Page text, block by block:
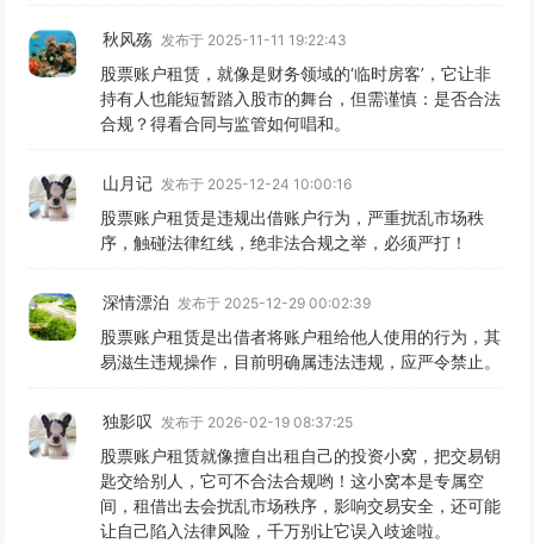
秋风殇 发布于 2025-11-11 19:22:43
股票账户租赁，就像是财务领域的‘临时房客’，它让非
持有人也能短暂踏入股市的舞台，但需谨慎：是否合法
合规？得看合同与监管如何唱和。
山月记 发布于 2025-12-24 10:00:16
股票账户租赁是违规出借账户行为，严重扰乱市场秩
序，触碰法律红线，绝非法合规之举，必须严打！
深情漂泊 发布于 2025-12-29 00:02:39
股票账户租赁是出借者将账户租给他人使用的行为，其
易滋生违规操作，目前明确属违法违规，应严令禁止。
独影叹 发布于 2026-02-19 08:37:25
股票账户租赁就像擅自出租自己的投资小窝，把交易钥
匙交给别人，它可不合法合规哟！这小窝本是专属空
间，租借出去会扰乱市场秩序，影响交易安全，还可能
让自己陷入法律风险，千万别让它误入歧途啦。